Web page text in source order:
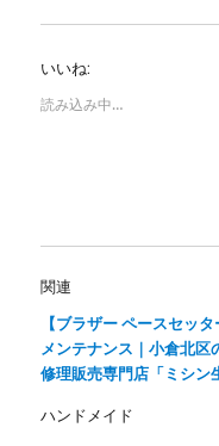
T
t
e
ウ
で
開
き
ま
す
o
て
(
新
し
い
ウ
いいね:
読み込み中…
関連
【ブラザー ペースセッ
メンテナンス｜小倉北
修理販売専門店「ミシン
ハンドメイド